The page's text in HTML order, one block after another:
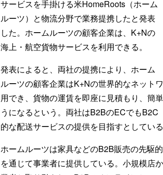
サービスを手掛ける米HomeRoots（ホーム
ルーツ）と物流分野で業務提携したと発表
した。ホームルーツの顧客企業は、K+Nの
海上・航空貨物サービスを利用できる。
発表によると、両社の提携により、ホーム
ルーツの顧客企業はK+Nの世界的なネット
用でき、貨物の運賃を即座に見積もり、簡
うになるという。両社はB2BのECでも
的な配送サービスの提供を目指すとしている
ホームルーツは家具などのB2B販売の先駆
を通じて事業者に提供している。小規模店